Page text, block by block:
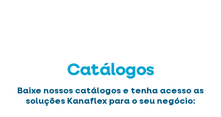
Catálogos
Baixe nossos catálogos e tenha acesso as
soluções Kanaflex para o seu negócio: